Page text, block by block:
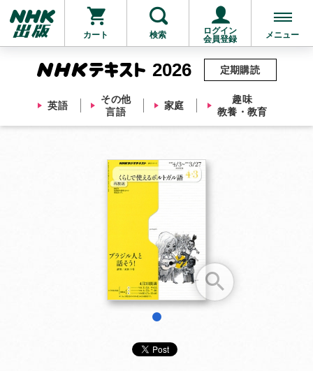
カート 検索
ログイン
会員登録
メニュー
2026
英語
その他
言語
家庭
趣味
教養・教育
定期購読
他にも商品を買う